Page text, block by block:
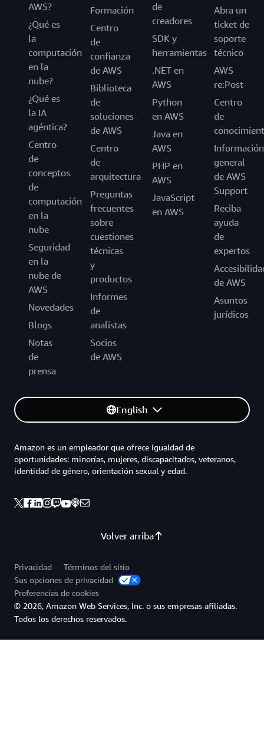
AWS?
¿Qué es
la
computación
en la
nube?
¿Qué es
la IA
agéntica?
Centro
de
conceptos
de
computación
en la
nube
Seguridad
en la
nube de
AWS
Novedades
Blogs
Notas
de
prensa
Formación
Centro
de
confianza
de AWS
Biblioteca
de
soluciones
de AWS
Centro
de
arquitectura
Preguntas
frecuentes
sobre
cuestiones
técnicas
y
productos
Informes
de
analistas
Socios
de AWS
de
creadores
SDK y
herramientas
.NET en
AWS
Python
en AWS
Java en
AWS
PHP en
AWS
JavaScript
en AWS
Abra un
ticket de
soporte
técnico
AWS
re:Post
Centro
de
Información
general
de AWS
Support
Reciba
ayuda
de
expertos
de AWS
Asuntos
jurídicos
English
Volver arriba
Amazon es un empleador que ofrece igualdad de
oportunidades: minorías, mujeres, discapacitados, veteranos,
identidad de género, orientación sexual y edad.
Privacidad
Términos del sitio
Sus opciones de privacidad
Preferencias de cookies
© 2026, Amazon Web Services, Inc. o sus empresas afiliadas.
Todos los derechos reservados.